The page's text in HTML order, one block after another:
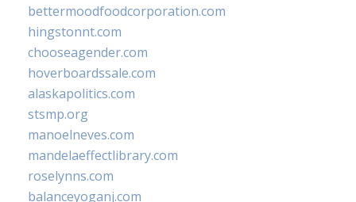
bettermoodfoodcorporation.com
hingstonnt.com
chooseagender.com
hoverboardssale.com
alaskapolitics.com
stsmp.org
manoelneves.com
mandelaeffectlibrary.com
roselynns.com
balanceyoganj.com